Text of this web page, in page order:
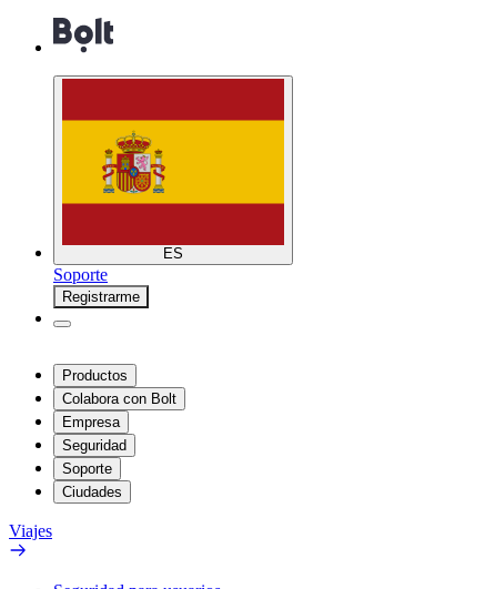
ES
Soporte
Registrarme
Productos
Colabora con Bolt
Empresa
Seguridad
Soporte
Ciudades
Viajes